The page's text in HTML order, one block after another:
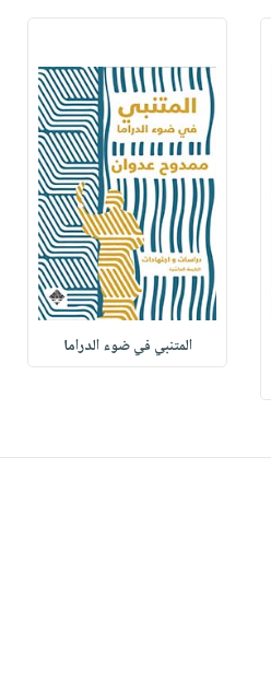
المتنبي في ضوء الدراما